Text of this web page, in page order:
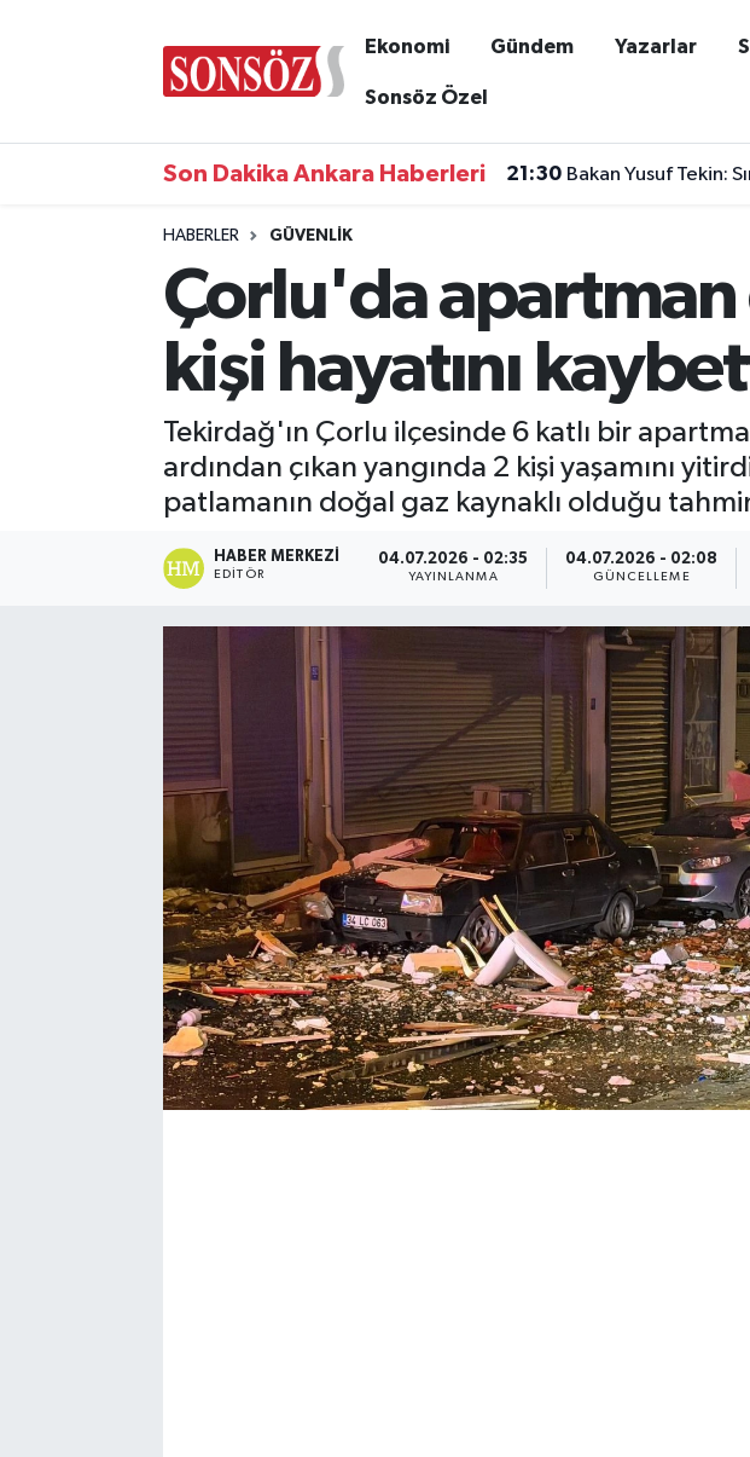
Ekonomi Gündem Yazarlar
Sonsöz Özel
Son Dakika Ankara Haberleri 21:30 Bakan Yusuf Tekin:
HABERLER GÜVENLIK
Çorlu'da
kişi hayatını
Tekirdağ'ın Çorlu ilçesinde 6 katlı bir
ardından çıkan yangında 2 kişi yaşamını
patlamanın doğal gaz kaynaklı olduğu
HABER MERKEZI
EDITÖR
04.07.2026 - 02:35
YAYINLANMA
04.07.2026 - 02:08
GÜNCELLEME
İlçe Haberleri
Kültür & Sanat
Ankara Nöbetçi Eczaneler
Ankara Trafik Yoğunluk Haritası
Süper Lig Puan Durumu ve Fikstür
Son Dakika Haberleri
Haber Arşivi